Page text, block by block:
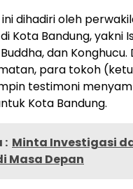
dihadiri oleh
Kota Bandung, yakni
dan
para tokoh
testimoni
Kota Bandung.
: Minta Investigasi
Masa Depan